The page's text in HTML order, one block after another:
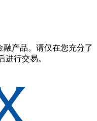
产品。请仅在您充分了
进行交易。